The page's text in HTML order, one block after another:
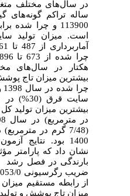
ساله تراکم گونه‌های
است. میزان تولید
هکتار در سال‌های
(7/48 گرم در
1400 بود. نتایج
نشان داد که پارامتر
بارندگی در فصل رشد
از رابطه مستقیم
میزان تاج پوشش و